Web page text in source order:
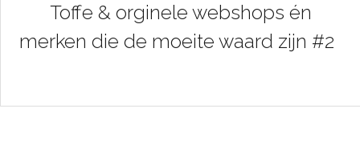
Toffe & orginele webshops én
merken die de moeite waard zijn #2